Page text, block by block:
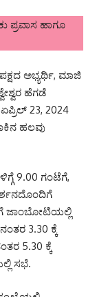
ಪ್ರವಾಸ ಹಾಗೂ
ಅಭ್ಯರ್ಥಿ, ಮಾಜಿ
ಹೆಗಡೆ
23, 2024
ಹಲವು
9.00 ಗಂಟೆಗೆ,
ಜಾಂಬೋಟಿಯಲ್ಲಿ
3.30 ಕ್ಕೆ
5.30 ಕ್ಕೆ
ಸಭೆ.